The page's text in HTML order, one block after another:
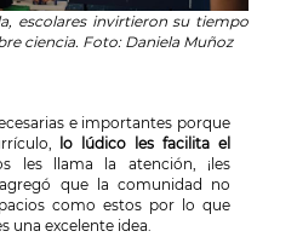
escolares invirtieron su tiempo
ciencia. Foto: Daniela Muñoz
e importantes porque
lo lúdico les facilita el
les llama la atención, ¡les
que la comunidad no
como estos por lo que
una excelente idea.